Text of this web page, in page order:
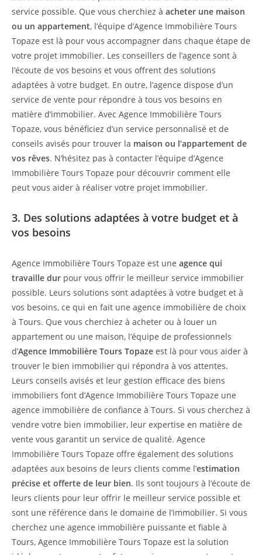
service possible. Que vous cherchiez à acheter une maison
ou un appartement, l’équipe d’Agence Immobilière Tours
Topaze est là pour vous accompagner dans chaque étape de
votre projet immobilier. Les conseillers de l’agence sont à
l’écoute de vos besoins et vous offrent des solutions
adaptées à votre budget. En outre, l’agence dispose d’un
service de vente pour répondre à tous vos besoins en
matière d’immobilier. Avec Agence Immobilière Tours
Topaze, vous bénéficiez d’un service personnalisé et de
conseils avisés pour trouver la maison ou l’appartement de
vos rêves. N’hésitez pas à contacter l’équipe d’Agence
Immobilière Tours Topaze pour découvrir comment elle
peut vous aider à réaliser votre projet immobilier.
3. Des solutions adaptées à votre budget et à
vos besoins
Agence Immobilière Tours Topaze est une agence qui
travaille dur pour vous offrir le meilleur service immobilier
possible. Leurs solutions sont adaptées à votre budget et à
vos besoins, ce qui en fait une agence immobilière de choix
à Tours. Que vous cherchiez à acheter ou à louer un
appartement ou une maison, l’équipe de professionnels
d’Agence Immobilière Tours Topaze est là pour vous aider à
trouver le bien immobilier qui répondra à vos attentes.
Leurs conseils avisés et leur gestion efficace des biens
immobiliers font d’Agence Immobilière Tours Topaze une
agence immobilière de confiance à Tours. Si vous cherchez à
vendre votre bien immobilier, leur expertise en matière de
vente vous garantit un service de qualité. Agence
Immobilière Tours Topaze offre également des solutions
adaptées aux besoins de leurs clients comme l’estimation
précise et offerte de leur bien. Ils sont toujours à l’écoute de
leurs clients pour leur offrir le meilleur service possible et
sont une référence dans le domaine de l’immobilier. Si vous
cherchez une agence immobilière puissante et fiable à
Tours, Agence Immobilière Tours Topaze est la solution